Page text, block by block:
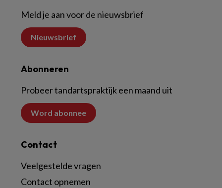
Meld je aan voor de nieuwsbrief
Nieuwsbrief
Abonneren
Probeer tandartspraktijk een maand uit
Word abonnee
Contact
Veelgestelde vragen
Contact opnemen